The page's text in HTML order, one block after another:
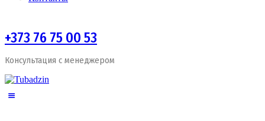
+373 76 75 00 53
Консультация с менеджером